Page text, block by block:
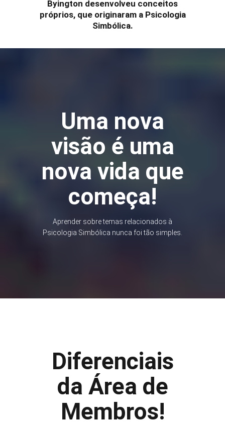
Byington desenvolveu conceitos
próprios, que originaram a Psicologia
Simbólica.
Uma nova
visão é uma
nova vida que
começa!
Aprender sobre temas relacionados à
Psicologia Simbólica nunca foi tão simples.
Diferenciais
da Área de
Membros!